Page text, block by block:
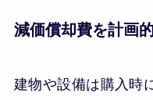
減価償却費を計画
建物や設備は購入時